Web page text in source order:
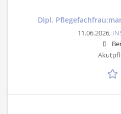
Dipl.
11.06.2026,